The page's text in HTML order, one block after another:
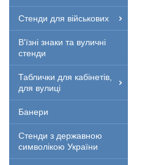
Стенди для військових
В'їзні знаки та вуличні
стенди
Таблички для кабінетів,
для вулиці
Банери
Стенди з державною
символікою України